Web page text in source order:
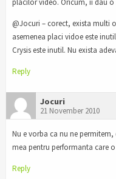
placilor video. Oricum, ii dau o
@Jocuri – corect, exista multi
asemenea placi vidoe este
Crysis este inutil. Nu exista
Reply
Jocuri
21 November 2010
Nu e vorba ca nu ne
mea pentru performanta care
Reply